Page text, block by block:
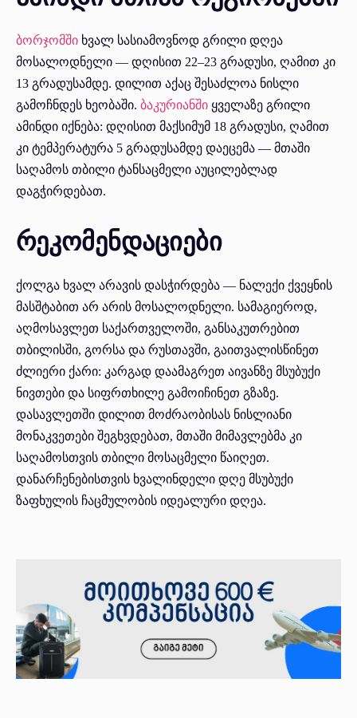
ბორჯომში ხვალ სასიამოვნოდ გრილი დღეა
მოსალოდნელი — დღისით 22–23 გრადუსი, ღამით კი
13 გრადუსამდე. დილით აქაც შესაძლოა ნისლი
გამოჩნდეს ხეობაში. ბაკურიანში ყველაზე გრილი
ამინდი იქნება: დღისით მაქსიმუმ 18 გრადუსი, ღამით
კი ტემპერატურა 5 გრადუსამდე დაეცემა — მთაში
საღამოს თბილი ტანსაცმელი აუცილებლად
დაგჭირდებათ.
რეკომენდაციები
ქოლგა ხვალ არავის დასჭირდება — ნალექი ქვეყნის
მასშტაბით არ არის მოსალოდნელი. სამაგიეროდ,
აღმოსავლეთ საქართველოში, განსაკუთრებით
თბილისში, გორსა და რუსთავში, გაითვალისწინეთ
ძლიერი ქარი: კარგად დაამაგრეთ აივანზე მსუბუქი
ნივთები და სიფრთხილე გამოიჩინეთ გზაზე.
დასავლეთში დილით მოძრაობისას ნისლიანი
მონაკვეთები შეგხვდებათ, მთაში მიმავლებმა კი
საღამოსთვის თბილი მოსაცმელი წაიღეთ.
დანარჩენებისთვის ხვალინდელი დღე მსუბუქი
ზაფხულის ჩაცმულობის იდეალური დღეა.